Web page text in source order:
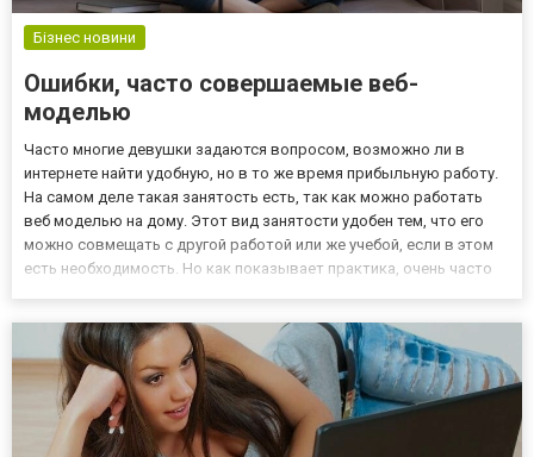
Бізнес новини
Ошибки, часто совершаемые веб-
моделью
Часто многие девушки задаются вопросом, возможно ли в
интернете найти удобную, но в то же время прибыльную работу.
На самом деле такая занятость есть, так как можно работать
веб моделью на дому. Этот вид занятости удобен тем, что его
можно совмещать с другой работой или же учебой, если в этом
есть необходимость. Но как показывает практика, очень часто